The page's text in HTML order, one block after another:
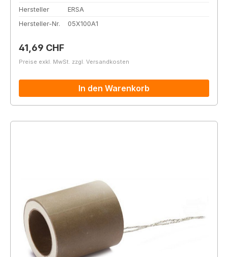
Hersteller
ERSA
Hersteller-Nr.
05X100A1
Regulärer Preis:
41,69 CHF
Preise exkl. MwSt. zzgl. Versandkosten
In den Warenkorb